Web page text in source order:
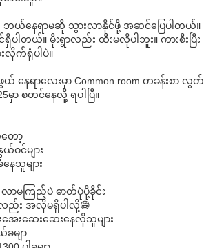
ဘယ်နေရာမဆို သွားလာနိုင်ဖို့ အဆင်ပြေပါတယ်။
ါတယ်။ မိုးရွာလည်း ထီးမလိုပါဘူး။ ကားစီးပြီး
လိုက်ရုံပါပဲ။
နေရာလေးမှာ Common room တခန်းစာ လွတ်
မှာ စတင်နေလို့ ရပါပြီ။
ော့
င်များ
သူများ
မကြည့်ပဲ ဓာတ်ပုံပို့ခိုင်း
းလည်း အလိုမရှိပါလို့😁
ေးဆေးဆေးနေလိုသူများ
မျာ